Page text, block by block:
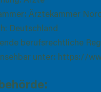
Ärztekammer
Deutschland
berufsrechtliche
unter: https://